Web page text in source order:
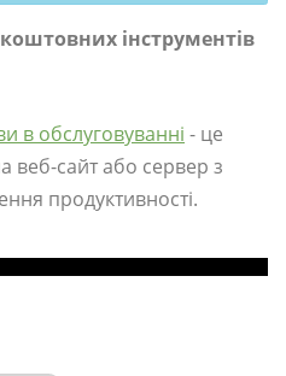
інструментів
в обслуговуванні - це
веб-сайт або сервер з
продуктивності.